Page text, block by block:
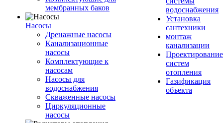
мембранных баков
Насосы
Дренажные насосы
Канализационные
насосы
Комплектующие к
насосам
Насосы для
водоснабжения
Скваженные насосы
Циркуляционные
насосы
водоснабжения
Установка
сантехники
монтаж
канализации
Проектирование
систем
отопления
Газификация
объекта